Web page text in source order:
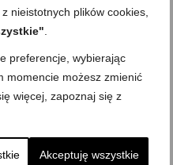
nieistotnych plików cookies,
preferencje, wybierając
momencie możesz zmienić
więcej, zapoznaj się z
Akceptuję wszystkie